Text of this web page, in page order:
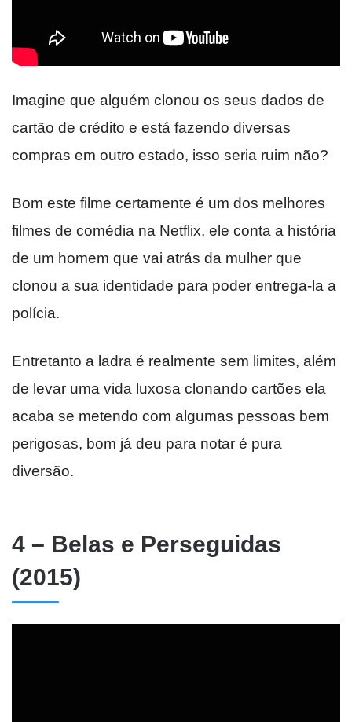
Imagine que alguém clonou os seus dados de
cartão de crédito e está fazendo diversas
compras em outro estado, isso seria ruim não?
Bom este filme certamente é um dos melhores
filmes de comédia na Netflix, ele conta a história
de um homem que vai atrás da mulher que
clonou a sua identidade para poder entrega-la a
polícia.
Entretanto a ladra é realmente sem limites, além
de levar uma vida luxosa clonando cartões ela
acaba se metendo com algumas pessoas bem
perigosas, bom já deu para notar é pura
diversão.
4 – Belas e Perseguidas
(2015)